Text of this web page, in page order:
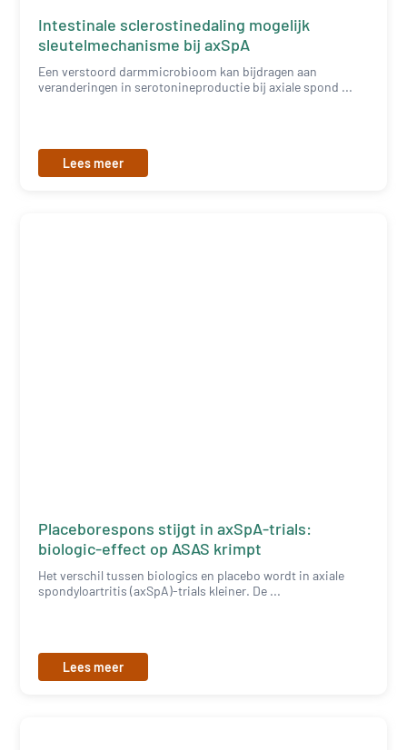
Intestinale sclerostinedaling mogelijk
sleutelmechanisme bij axSpA
Een verstoord darmmicrobioom kan bijdragen aan
veranderingen in serotonineproductie bij axiale spond ...
Lees meer
Placeborespons stijgt in axSpA-trials:
biologic-effect op ASAS krimpt
Het verschil tussen biologics en placebo wordt in axiale
spondyloartritis (axSpA)-trials kleiner. De ...
Lees meer